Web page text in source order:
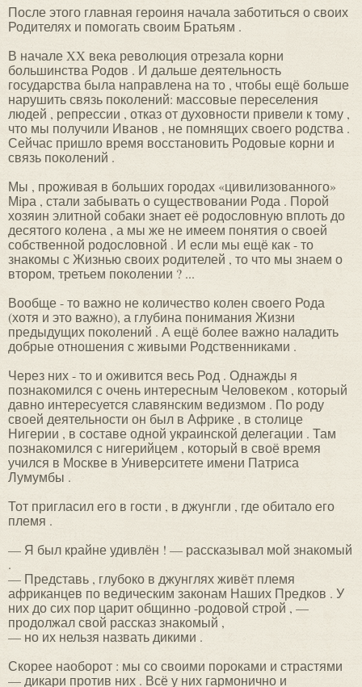
После этого главная героиня начала заботиться о своих
Родителях и помогать своим Братьям .
В начале XX века революция отрезала корни
большинства Родов . И дальше деятельность
государства была направлена на то , чтобы ещё больше
нарушить связь поколений: массовые переселения
людей , репрессии , отказ от духовности привели к тому ,
что мы получили Иванов , не помнящих своего родства .
Сейчас пришло время восстановить Родовые корни и
связь поколений .
Мы , проживая в больших городах «цивилизованного»
Мiра , стали забывать о существовании Рода . Порой
хозяин элитной собаки знает её родословную вплоть до
десятого колена , а мы же не имеем понятия о своей
собственной родословной . И если мы ещё как - то
знакомы с Жизнью своих родителей , то что мы знаем о
втором, третьем поколении ? ...
Вообще - то важно не количество колен своего Рода
(хотя и это важно), а глубина понимания Жизни
предыдущих поколений . А ещё более важно наладить
добрые отношения с живыми Родственниками .
Через них - то и оживится весь Род . Однажды я
познакомился с очень интересным Человеком , который
давно интересуется славянским ведизмом . По роду
своей деятельности он был в Африке , в столице
Нигерии , в составе одной украинской делегации . Там
познакомился с нигерийцем , который в своё время
учился в Москве в Университете имени Патриса
Лумумбы .
Тот пригласил его в гости , в джунгли , где обитало его
племя .
— Я был крайне удивлён ! — рассказывал мой знакомый
.
— Представь , глубоко в джунглях живёт племя
африканцев по ведическим законам Наших Предков . У
них до сих пор царит общинно -родовой строй , —
продолжал свой рассказ знакомый ,
— но их нельзя назвать дикими .
Скорее наоборот : мы со своими пороками и страстями
— дикари против них . Всё у них гармонично и